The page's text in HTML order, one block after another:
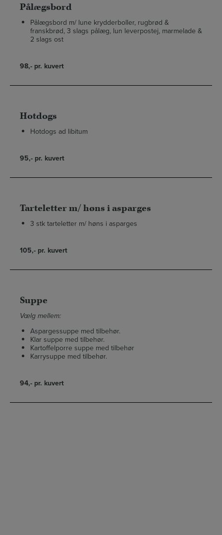
Pålægsbord
Pålægsbord m/ lune krydderboller, rugbrød &
franskbrød, 3 slags pålæg, lun leverpostej, marmelade &
2 slags ost
98,- pr. kuvert
Hotdogs
Hotdogs ad libitum
95,- pr. kuvert
Tarteletter m/ høns i asparges
3 stk tarteletter m/ høns i asparges
105,- pr. kuvert
Suppe
Vælg mellem:
Aspargessuppe med tilbehør.
Klar suppe med tilbehør.
Kartoffelporre suppe med tilbehør
Karrysuppe med tilbehør.
94,- pr. kuvert